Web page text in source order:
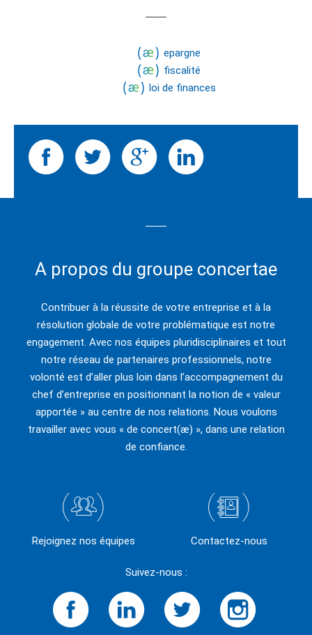
epargne
fiscalité
loi de finances
A propos du groupe concertae
Contribuer à la réussite de votre entreprise et à la
résolution globale de votre problématique est notre
engagement. Avec nos équipes pluridisciplinaires et tout
notre réseau de partenaires professionnels, notre
volonté est d’aller plus loin dans l’accompagnement du
chef d’entreprise en positionnant la notion de « valeur
apportée » au centre de nos relations. Nous voulons
travailler avec vous « de concert(æ) », dans une relation
de confiance.
Suivez-nous :
Rejoignez nos équipes Contactez-nous